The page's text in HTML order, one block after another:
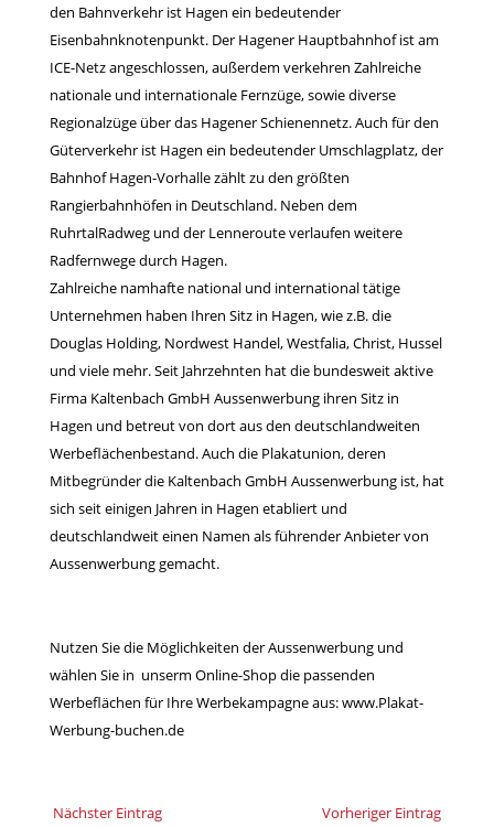
den Bahnverkehr ist Hagen ein bedeutender
Eisenbahnknotenpunkt. Der Hagener Hauptbahnhof ist am
ICE-Netz angeschlossen, außerdem verkehren Zahlreiche
nationale und internationale Fernzüge, sowie diverse
Regionalzüge über das Hagener Schienennetz. Auch für den
Güterverkehr ist Hagen ein bedeutender Umschlagplatz, der
Bahnhof Hagen-Vorhalle zählt zu den größten
Rangierbahnhöfen in Deutschland. Neben dem
RuhrtalRadweg und der Lenneroute verlaufen weitere
Radfernwege durch Hagen.
Zahlreiche namhafte national und international tätige
Unternehmen haben Ihren Sitz in Hagen, wie z.B. die
Douglas Holding, Nordwest Handel, Westfalia, Christ, Hussel
und viele mehr. Seit Jahrzehnten hat die bundesweit aktive
Firma Kaltenbach GmbH Aussenwerbung ihren Sitz in
Hagen und betreut von dort aus den deutschlandweiten
Werbeflächenbestand. Auch die Plakatunion, deren
Mitbegründer die Kaltenbach GmbH Aussenwerbung ist, hat
sich seit einigen Jahren in Hagen etabliert und
deutschlandweit einen Namen als führender Anbieter von
Aussenwerbung gemacht.
Nutzen Sie die Möglichkeiten der Aussenwerbung und
wählen Sie in unserm Online-Shopdie passenden
Werbeflächen für Ihre Werbekampagne aus:www.Plakat-
Werbung-buchen.de
Nächster Eintrag
Vorheriger Eintrag